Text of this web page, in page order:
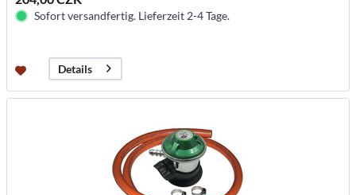
Sofort versandfertig. Lieferzeit 2-4 Tage.
Details